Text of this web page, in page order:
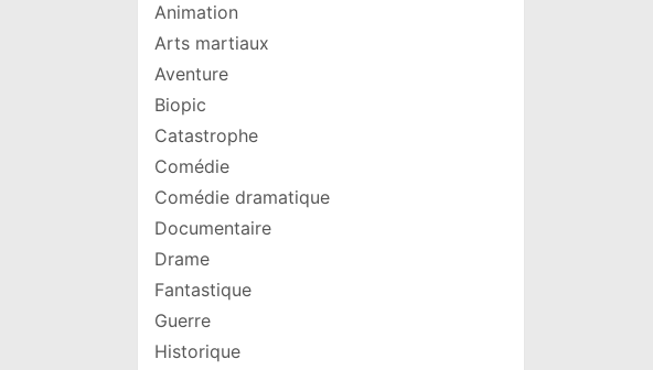
Animation
Arts martiaux
Aventure
Biopic
Catastrophe
Comédie
Comédie dramatique
Documentaire
Drame
Fantastique
Guerre
Historique